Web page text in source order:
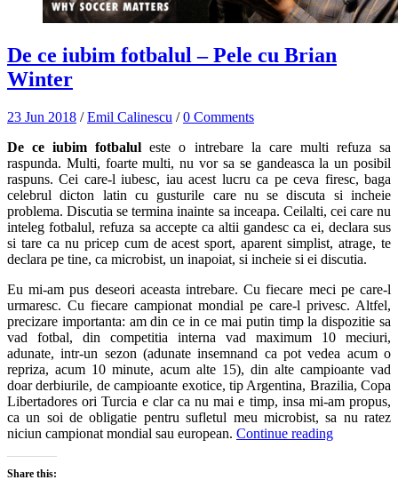
De ce iubim fotbalul – Pele cu Brian
Winter
23 Jun 2018 /Emil Calinescu /0 Comments
De ce iubim fotbalul este o intrebare la care multi refuza sa
raspunda. Multi, foarte multi, nu vor sa se gandeasca la un posibil
raspuns. Cei care-l iubesc, iau acest lucru ca pe ceva firesc, baga
celebrul dicton latin cu gusturile care nu se discuta si incheie
problema. Discutia se termina inainte sa inceapa. Ceilalti, cei care nu
inteleg fotbalul, refuza sa accepte ca altii gandesc ca ei, declara sus
si tare ca nu pricep cum de acest sport, aparent simplist, atrage, te
declara pe tine, ca microbist, un inapoiat, si incheie si ei discutia.
Eu mi-am pus deseori aceasta intrebare. Cu fiecare meci pe care-l
urmaresc. Cu fiecare campionat mondial pe care-l privesc. Altfel,
precizare importanta: am din ce in ce mai putin timp la dispozitie sa
vad fotbal, din competitia interna vad maximum 10 meciuri,
adunate, intr-un sezon (adunate insemnand ca pot vedea acum o
repriza, acum 10 minute, acum alte 15), din alte campioante vad
doar derbiurile, de campioante exotice, tip Argentina, Brazilia, Copa
Libertadores ori Turcia e clar ca nu mai e timp, insa mi-am propus,
ca un soi de obligatie pentru sufletul meu microbist, sa nu ratez
niciun campionat mondial sau european. Continue reading
Share this: